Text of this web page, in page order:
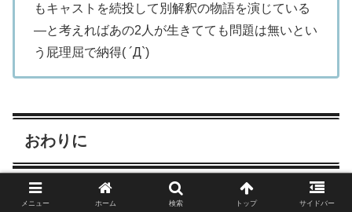
もキャストを続投して別解釈の物語を演じている
―と考えればあの2人が生きてても問題は無いとい
う屁理屈で納得( ´Д`)
おわりに
ということで、とじともPC版がサ終、続きはスマホで…
メニュー ホーム 検索 トップ サイドバー